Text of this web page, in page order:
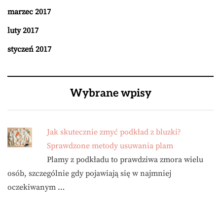
marzec 2017
luty 2017
styczeń 2017
Wybrane wpisy
Jak skutecznie zmyć podkład z bluzki?
Sprawdzone metody usuwania plam
Plamy z podkładu to prawdziwa zmora wielu
osób, szczególnie gdy pojawiają się w najmniej
oczekiwanym …